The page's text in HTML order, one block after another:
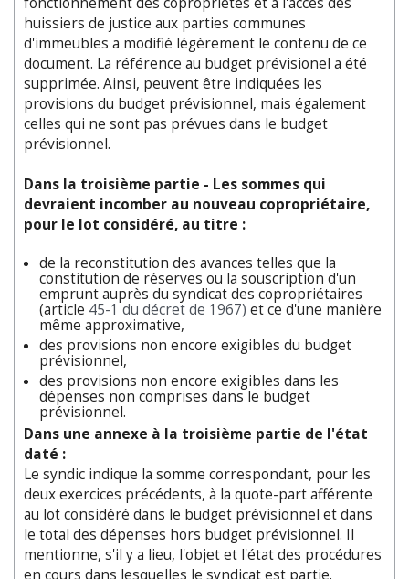
huissiers de justice aux parties communes
d'immeubles a modifié légèrement le contenu de ce
document. La référence au budget prévisionel a été
supprimée. Ainsi, peuvent être indiquées les
provisions du budget prévisionnel, mais également
celles qui ne sont pas prévues dans le budget
prévisionnel.
Dans la troisième partie - Les sommes qui
devraient incomber au nouveau copropriétaire,
pour le lot considéré, au titre :
de la reconstitution des avances telles que la
constitution de réserves ou la souscription d'un
emprunt auprès du syndicat des copropriétaires
(article 45-1 du décret de 1967) et ce d'une manière
même approximative,
des provisions non encore exigibles du budget
prévisionnel,
des provisions non encore exigibles dans les
dépenses non comprises dans le budget
prévisionnel.
Dans une annexe à la troisième partie de l'état
daté :
Le syndic indique la somme correspondant, pour les
deux exercices précédents, à la quote-part afférente
au lot considéré dans le budget prévisionnel et dans
le total des dépenses hors budget prévisionnel. Il
mentionne, s'il y a lieu, l'objet et l'état des procédures
en cours dans lesquelles le syndicat est partie.